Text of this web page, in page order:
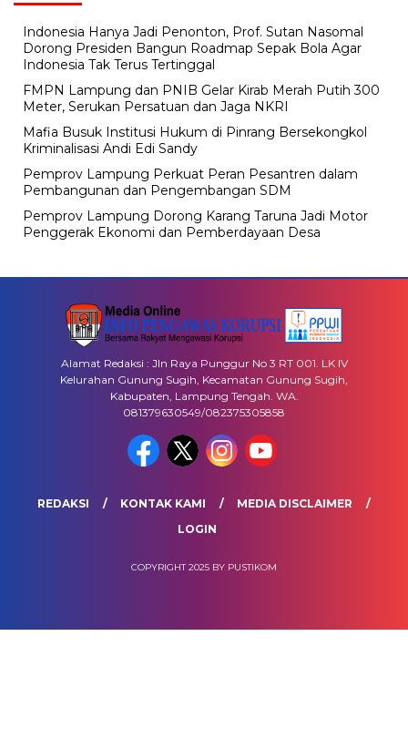
Indonesia Hanya Jadi Penonton, Prof. Sutan Nasomal
Dorong Presiden Bangun Roadmap Sepak Bola Agar
Indonesia Tak Terus Tertinggal
FMPN Lampung dan PNIB Gelar Kirab Merah Putih 300
Meter, Serukan Persatuan dan Jaga NKRI
Mafia Busuk Institusi Hukum di Pinrang Bersekongkol
Kriminalisasi Andi Edi Sandy
Pemprov Lampung Perkuat Peran Pesantren dalam
Pembangunan dan Pengembangan SDM
Pemprov Lampung Dorong Karang Taruna Jadi Motor
Penggerak Ekonomi dan Pemberdayaan Desa
Alamat Redaksi : Jln Raya Punggur No 3 RT 001. LK IV
Kelurahan Gunung Sugih, Kecamatan Gunung Sugih,
Kabupaten, Lampung Tengah. WA.
081379630549/082375305858
REDAKSI KONTAK KAMI
MEDIA DISCLAIMER
LOGIN
COPYRIGHT 2025 BY PUSTIKOM